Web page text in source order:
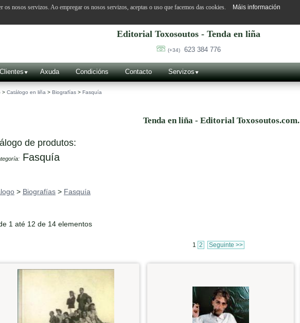
Editorial Toxosoutos - Tenda en liña
(+34) 623 384 776
Clientes Axuda Condicións Contacto Servizos
> Catálogo en liña > Biografías > Fasquía
Tenda en liña - Editorial Toxosoutos.com.
de produtos:
Fasquía
> Biografías > Fasquía
1 até 12 de 14 elementos
1 2 Seguinte >>
os nosos servizos. Ao empregar os nosos servizos, aceptas o uso que facemos das cookies. Máis información